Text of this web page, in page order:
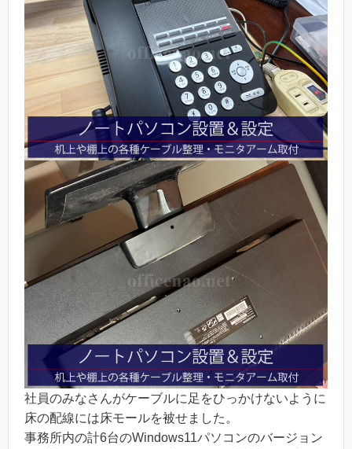
社員のみなさんがケーブルに足をひっかけないように
床の配線には床モールを被せました。
事務所内の計6台のWindows11パソコンのバージョン